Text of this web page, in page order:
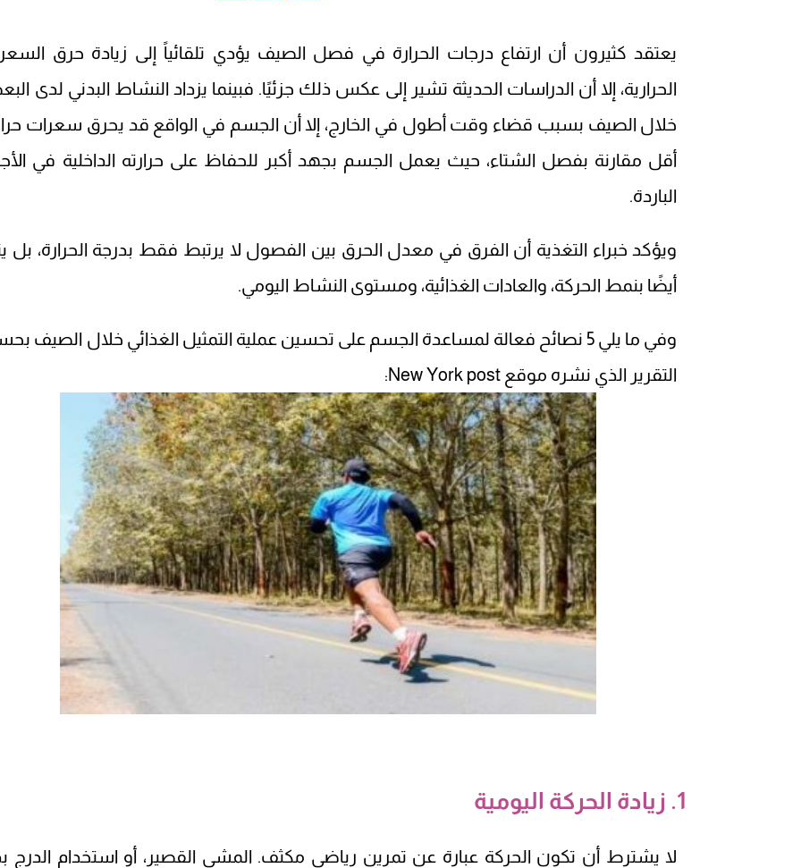
يعتقد كثيرون أن ارتفاع درجات الحرارة في فصل الصيف يؤدي تلقائياً إلى زيادة حرق
الحرارية، إلا أن الدراسات الحديثة تشير إلى عكس ذلك جزئيًا. فبينما يزداد النشاط البدني لدى
خلال الصيف بسبب قضاء وقت أطول في الخارج، إلا أن الجسم في الواقع قد يحرق سعرات
أقل مقارنة بفصل الشتاء، حيث يعمل الجسم بجهد أكبر للحفاظ على حرارته الداخلية في
الباردة.
ويؤكد خبراء التغذية أن الفرق في معدل الحرق بين الفصول لا يرتبط فقط بدرجة الحرارة، بل
أيضًا بنمط الحركة، والعادات الغذائية، ومستوى النشاط اليومي.
وفي ما يلي 5 نصائح فعالة لمساعدة الجسم على تحسين عملية التمثيل الغذائي خلال الصيف
التقرير الذي نشره موقع New York post:
1. زيادة الحركة اليومية
لا يشترط أن تكون الحركة عبارة عن تمرين رياضي مكثف. المشي القصير، أو استخدام الدرج